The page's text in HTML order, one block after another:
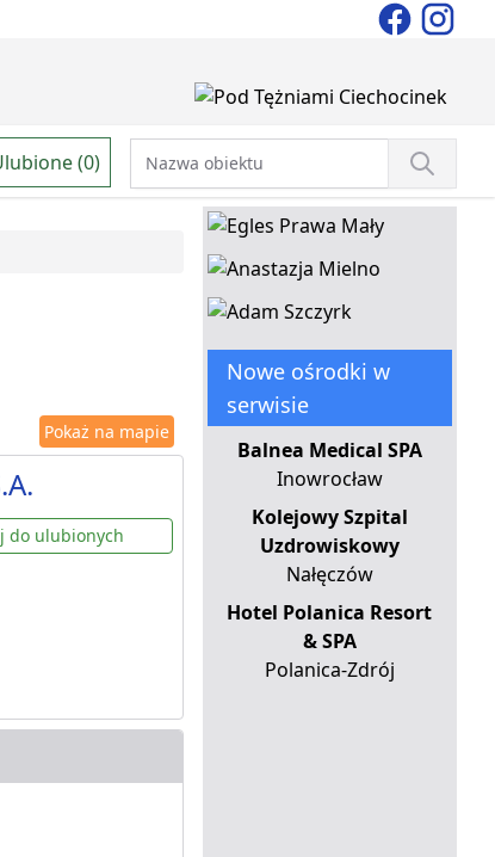
(0)
Pokaż na mapie
do ulubionych
Nowe ośrodki w
serwisie
Balnea Medical SPA
Inowrocław
Kolejowy Szpital
Uzdrowiskowy
Nałęczów
Hotel Polanica Resort
& SPA
Polanica-Zdrój